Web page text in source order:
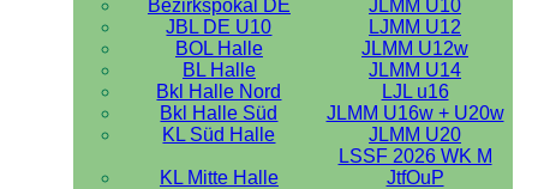
Bezirkspokal DE
JLMM U10
JBL DE U10
LJMM U12
BOL Halle
JLMM U12w
BL Halle
JLMM U14
Bkl Halle Nord
LJL u16
Bkl Halle Süd
JLMM U16w + U20w
KL Süd Halle
JLMM U20
KL Mitte Halle
LSSF 2026 WK M
JtfOuP